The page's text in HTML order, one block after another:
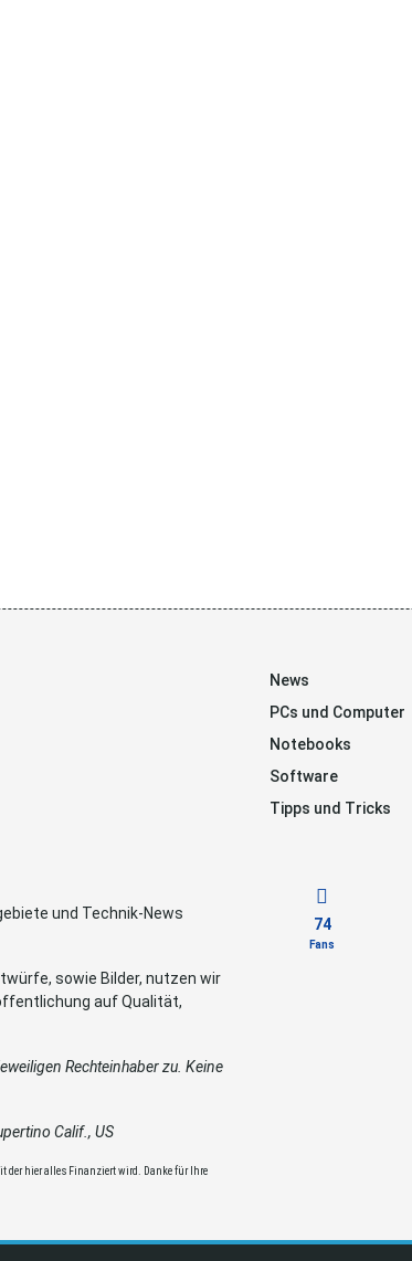
und Technik-News
sowie Bilder, nutzen wir
auf Qualität,
Rechteinhaber zu. Keine
Calif., US
der hier alles Finanziert wird. Danke für Ihre
News
PCs und Computer
Notebooks
Software
Tipps und Tricks
74
Fans